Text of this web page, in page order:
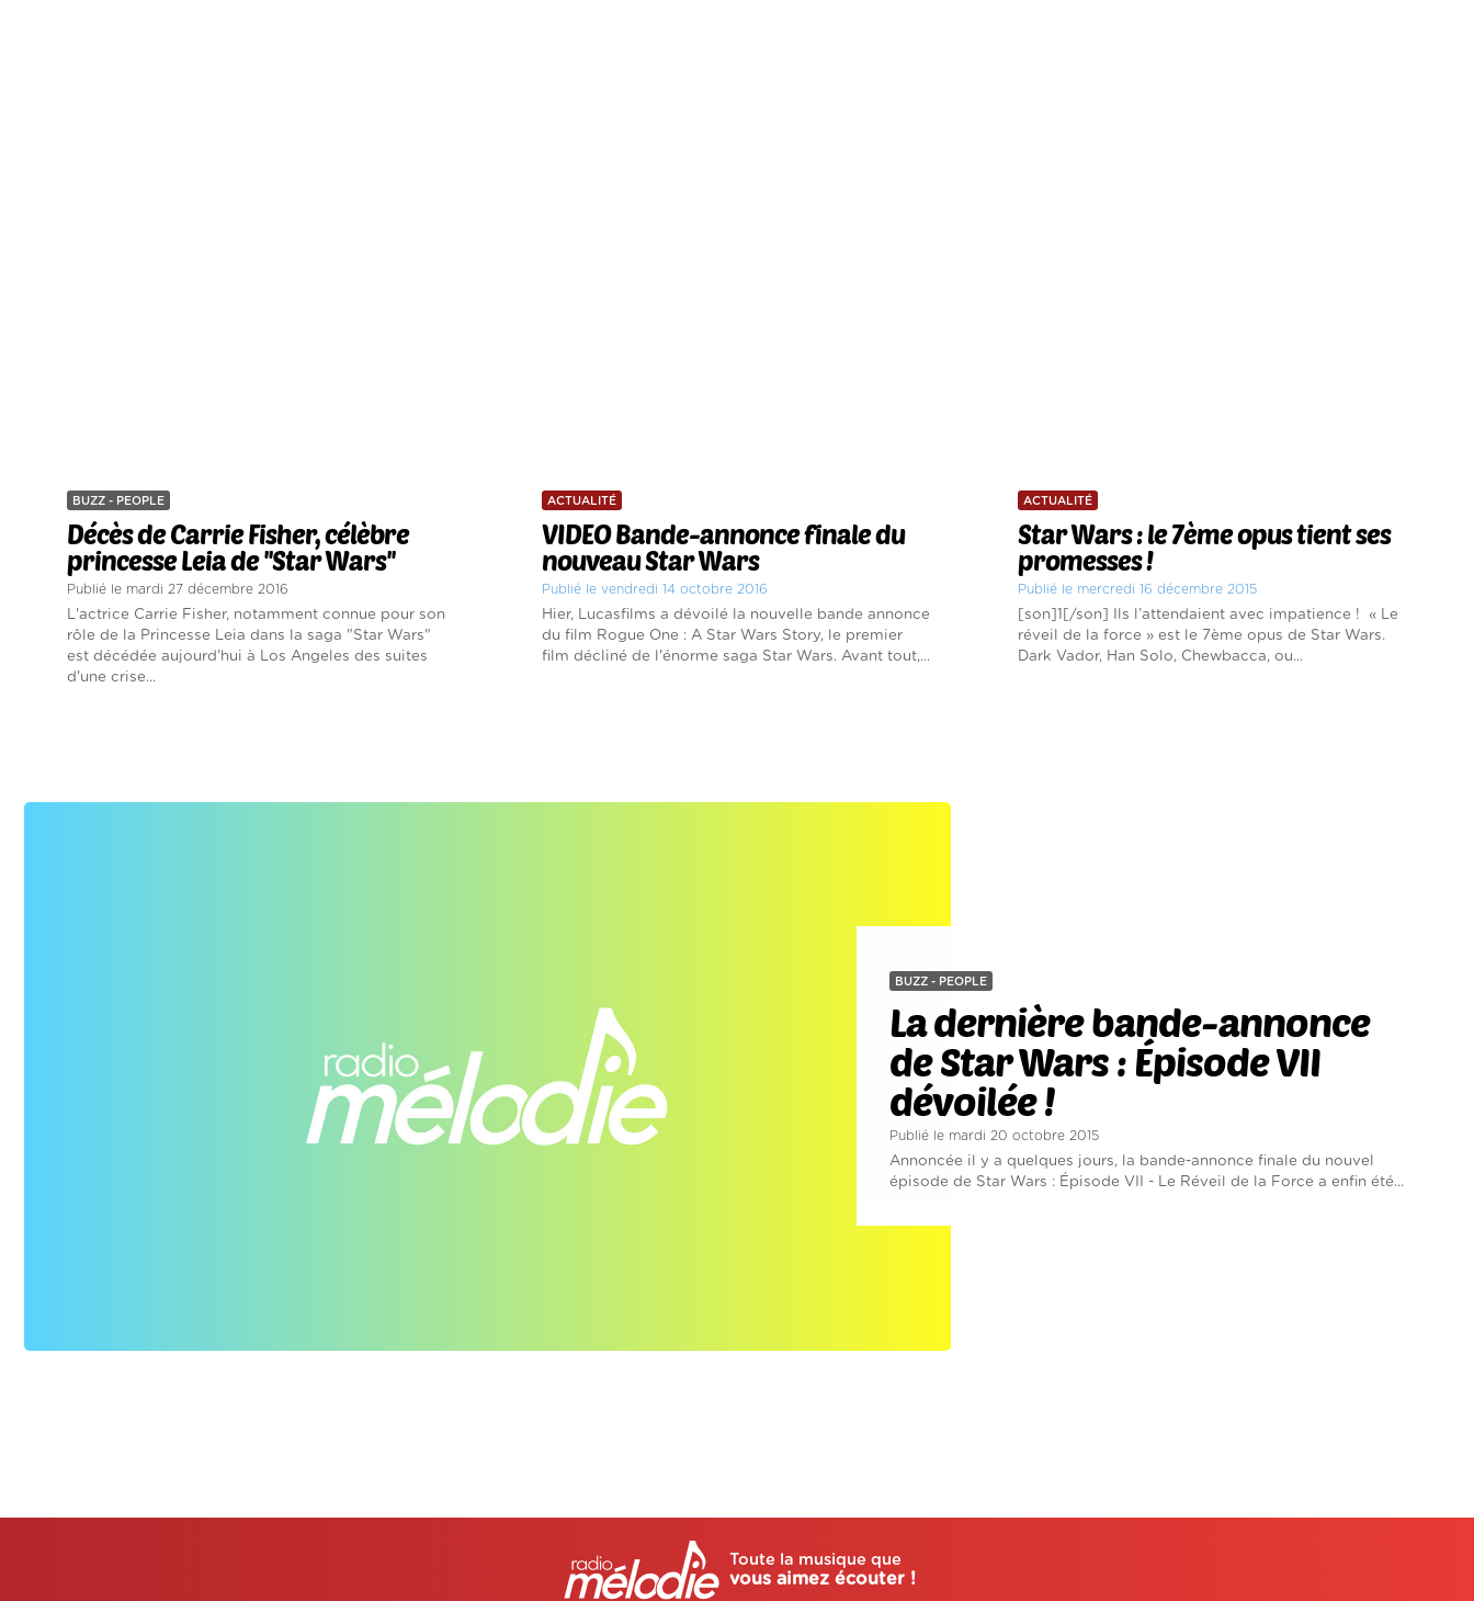
BUZZ - PEOPLE
Décès de Carrie Fisher, célèbre
princesse Leia de ''Star Wars''
Publié le mardi 27 décembre 2016
L'actrice Carrie Fisher, notamment connue pour son
rôle de la Princesse Leia dans la saga "Star Wars"
est décédée aujourd'hui à Los Angeles des suites
d'une crise...
ACTUALITÉ
VIDEO Bande-annonce finale du
nouveau Star Wars
Publié le vendredi 14 octobre 2016
Hier, Lucasfilms a dévoilé la nouvelle bande annonce
du film Rogue One : A Star Wars Story, le premier
film décliné de l'énorme saga Star Wars. Avant tout,...
ACTUALITÉ
Star Wars : le 7ème opus tient ses
promesses !
Publié le mercredi 16 décembre 2015
[son]1[/son] Ils l’attendaient avec impatience ! « Le
réveil de la force » est le 7ème opus de Star Wars.
Dark Vador, Han Solo, Chewbacca, ou...
BUZZ - PEOPLE
La dernière bande-annonce
de Star Wars : Épisode VII
dévoilée !
Publié le mardi 20 octobre 2015
Annoncée il y a quelques jours, la bande-annonce finale du nouvel
épisode de Star Wars : Épisode VII - Le Réveil de la Force a enfin été...
Toute la musique que
vous aimez écouter !